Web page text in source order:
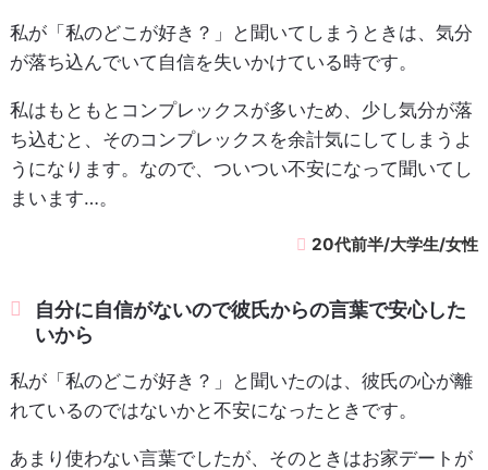
私が「私のどこが好き？」と聞いてしまうときは、気分
が落ち込んでいて自信を失いかけている時です。
私はもともとコンプレックスが多いため、少し気分が落
ち込むと、そのコンプレックスを余計気にしてしまうよ
うになります。なので、ついつい不安になって聞いてし
まいます…。
20代前半/大学生/女性
自分に自信がないので彼氏からの言葉で安心した
いから
私が「私のどこが好き？」と聞いたのは、彼氏の心が離
れているのではないかと不安になったときです。
あまり使わない言葉でしたが、そのときはお家デートが